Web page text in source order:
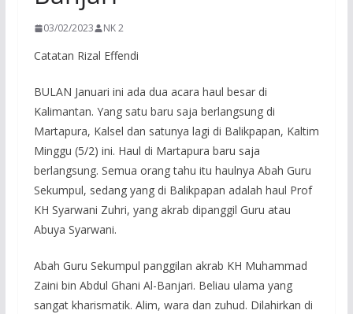
03/02/2023 NK 2
Catatan Rizal Effendi
BULAN Januari ini ada dua acara haul besar di
Kalimantan. Yang satu baru saja berlangsung di
Martapura, Kalsel dan satunya lagi di Balikpapan, Kaltim
Minggu (5/2) ini. Haul di Martapura baru saja
berlangsung. Semua orang tahu itu haulnya Abah Guru
Sekumpul, sedang yang di Balikpapan adalah haul Prof
KH Syarwani Zuhri, yang akrab dipanggil Guru atau
Abuya Syarwani.
Abah Guru Sekumpul panggilan akrab KH Muhammad
Zaini bin Abdul Ghani Al-Banjari. Beliau ulama yang
sangat kharismatik. Alim, wara dan zuhud. Dilahirkan di